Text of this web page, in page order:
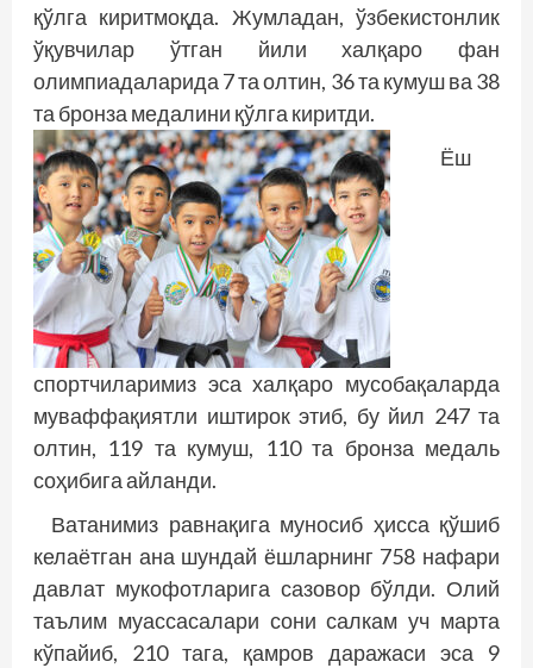
қўлга киритмоқда. Жумладан, ўзбекистонлик
ўқувчилар ўтган йили халқаро фан
олимпиадаларида 7 та олтин, 36 та кумуш ва 38
та бронза медалини қўлга киритди.
Ёш
спортчиларимиз эса халқаро мусобақаларда
муваффақиятли иштирок этиб, бу йил 247 та
олтин, 119 та кумуш, 110 та бронза медаль
соҳибига айланди.
Ватанимиз равнақига муносиб ҳисса қўшиб
келаётган ана шундай ёшларнинг 758 нафари
давлат мукофотларига сазовор бўлди. Олий
таълим муассасалари сони салкам уч марта
кўпайиб, 210 тага, қамров даражаси эса 9